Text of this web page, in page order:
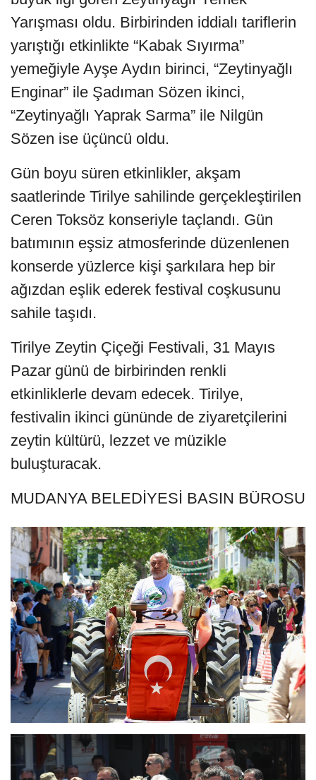
Yarışması oldu. Birbirinden iddialı tariflerin
yarıştığı etkinlikte “Kabak Sıyırma”
yemeğiyle Ayşe Aydın birinci, “Zeytinyağlı
Enginar” ile Şadıman Sözen ikinci,
“Zeytinyağlı Yaprak Sarma” ile Nilgün
Sözen ise üçüncü oldu.
Gün boyu süren etkinlikler, akşam
saatlerinde Tirilye sahilinde gerçekleştirilen
Ceren Toksöz konseriyle taçlandı. Gün
batımının eşsiz atmosferinde düzenlenen
konserde yüzlerce kişi şarkılara hep bir
ağızdan eşlik ederek festival coşkusunu
sahile taşıdı.
Tirilye Zeytin Çiçeği Festivali, 31 Mayıs
Pazar günü de birbirinden renkli
etkinliklerle devam edecek. Tirilye,
festivalin ikinci gününde de ziyaretçilerini
zeytin kültürü, lezzet ve müzikle
buluşturacak.
MUDANYA BELEDİYESİ BASIN BÜROSU